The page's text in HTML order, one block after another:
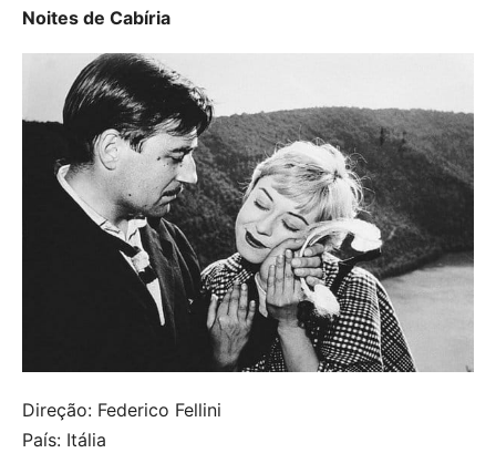
Noites de Cabíria
Direção: Federico Fellini
País: Itália